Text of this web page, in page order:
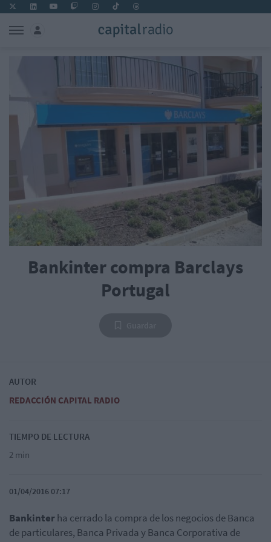
Bankinter compra Barclays
Portugal
AUTOR
REDACCIÓN CAPITAL RADIO
TIEMPO DE LECTURA
2 min
01/04/2016 07:17
Bankinterha cerrado la compra de los negocios de Banca
de particulares, Banca Privada y Banca Corporativa de